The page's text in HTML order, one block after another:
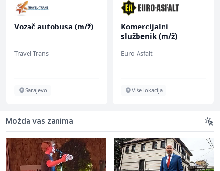
Vozač autobusa (m/ž)
Travel-Trans
Sarajevo
Komercijalni
službenik (m/ž)
Euro-Asfalt
Više lokacija
Možda vas zanima